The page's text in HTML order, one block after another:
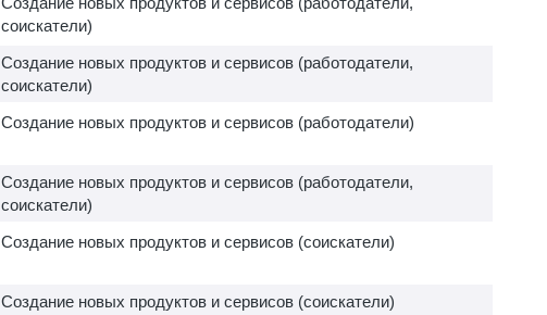
соискатели)
Создание новых продуктов и сервисов (работодатели,
соискатели)
Создание новых продуктов и сервисов (работодатели)
Создание новых продуктов и сервисов (работодатели,
соискатели)
Создание новых продуктов и сервисов (соискатели)
Создание новых продуктов и сервисов (соискатели)